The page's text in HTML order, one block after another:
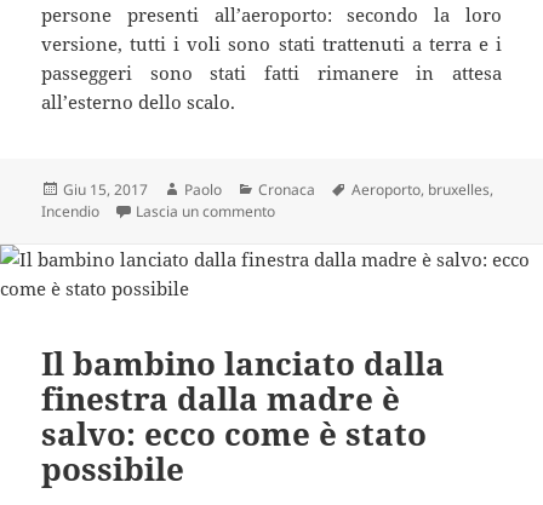
persone presenti all’aeroporto: secondo la loro
versione, tutti i voli sono stati trattenuti a terra e i
passeggeri sono stati fatti rimanere in attesa
all’esterno dello scalo.
Scritto
il
Giu 15, 2017 Autore
Paolo Categorie
Cronaca Tag
Aeroporto, bruxelles,
Incendio
Lascia un commentosu Incendio all’aeroporto
Il bambino lanciato dalla
finestra dalla madre è
salvo: ecco come è stato
possibile